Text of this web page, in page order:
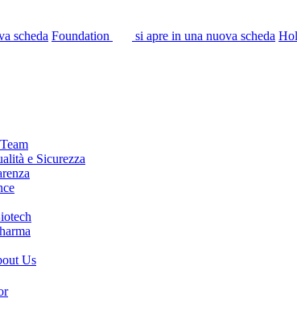
scheda Foundation si apre in una nuova scheda
e Sicurezza
Us